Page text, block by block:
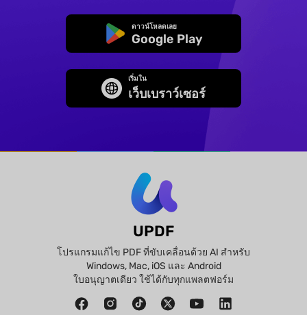
ดาวน์โหลดเลย
Google Play
เริ่มใน
เว็บเบราว์เซอร์
UPDF
โปรแกรมแก้ไข PDF ที่ขับเคลื่อนด้วย AI สำหรับ
Windows, Mac, iOS และ Android
ใบอนุญาตเดียว ใช้ได้กับทุกแพลตฟอร์ม